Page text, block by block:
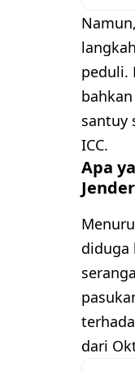
peduli.
santuy
ICC.
Apa
diduga
dari